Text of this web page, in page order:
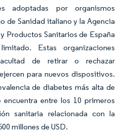
adoptadas por organismos
de Sanidad italiano y la Agencia
Productos Sanitarios de España
Estas organizaciones
de retirar o rechazar
para nuevos dispositivos.
de diabetes más alta de
entre los 10 primeros
sanitaria relacionada con la
millones de USD.